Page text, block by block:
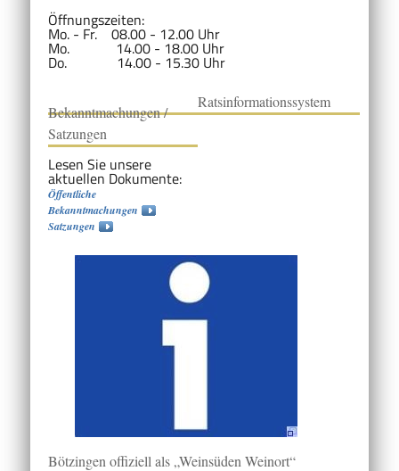
Öffnungszeiten:
Mo. - Fr. 08.00 - 12.00 Uhr
Mo. 14.00 - 18.00 Uhr
Do. 14.00 - 15.30 Uhr
Bekanntmachungen /
Satzungen
Lesen Sie unsere
aktuellen Dokumente:
Öffentliche
Bekanntmachungen
Satzungen
Ratsinformationssystem
Bötzingen offiziell als „Weinsüden Weinort“